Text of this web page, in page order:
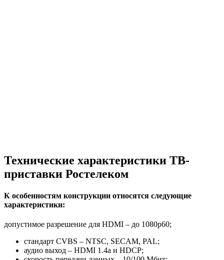
Технические характеристики ТВ-
приставки Ростелеком
К особенностям конструкции относятся следующие
характеристики:
допустимое разрешение для HDMI – до 1080p60;
стандарт CVBS – NTSC, SECAM, PAL;
аудио выход – HDMI 1.4a и HDCP;